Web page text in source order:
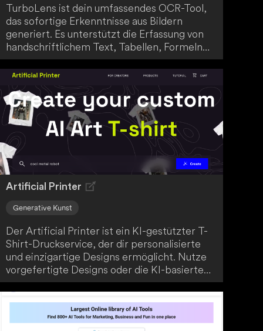
TurboLens ist dein umfassendes OCR-Tool,
das sofortige Erkenntnisse aus Bildern
generiert. Es unterstützt die Erfassung von
handschriftlichem Text, Tabellen, Formeln
sowie Übersetzungen und optimiert deinen
Arbeitsablauf durch KI-gestützte
Genauigkeit und Geschwindigkeit. Dank der
nahtlosen Mehrsprachigkeit ist TurboLens
für alle Nutzer ein leistungsstarker Begleiter.
Artificial Printer
Generative Kunst
Der Artificial Printer ist ein KI-gestützter T-
Shirt-Druckservice, der dir personalisierte
und einzigartige Designs ermöglicht. Nutze
vorgefertigte Designs oder die KI-basierten
Werkzeuge, um originelle Gestaltungen zu
erstellen. Einfache Druck- und
Versandoptionen runden das Angebot ab.